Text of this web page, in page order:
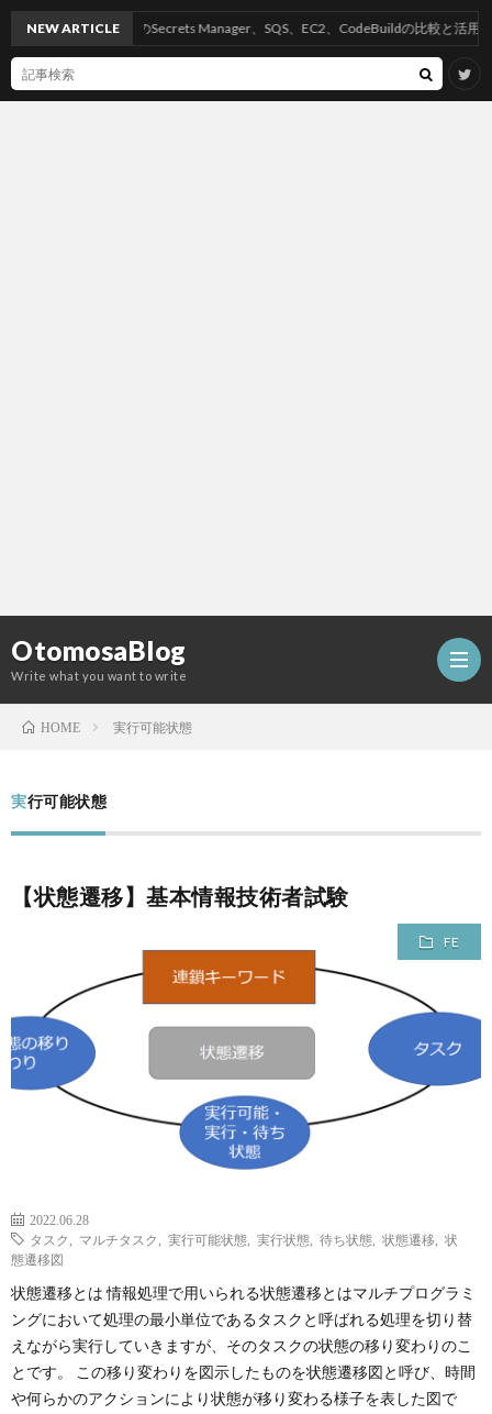
OtomosaBlog
Write what you want to write
SEO
NEW ARTICLEAWSのSecrets Manager、SQS、EC2、CodeBuildの比較と活用方法
HOME 実行可能状態
実行可能状態
【状態遷移】基本情報技術者試験
FE
2022.06.28
タスク
マルチタスク 実行可能状態 実行状態 待ち状態 状態遷移
状
態遷移図
状態遷移とは 情報処理で用いられる状態遷移とはマルチプログラミ
ングにおいて処理の最小単位であるタスクと呼ばれる処理を切り替
えながら実行していきますが、そのタスクの状態の移り変わりのこ
とです。 この移り変わりを図示したものを状態遷移図と呼び、時間
や何らかのアクションにより状態が移り変わる様子を表した図で